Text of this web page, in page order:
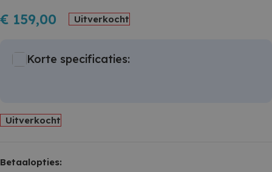
€ 159,00 Uitverkocht
Korte specificaties:
Uitverkocht
Betaalopties: